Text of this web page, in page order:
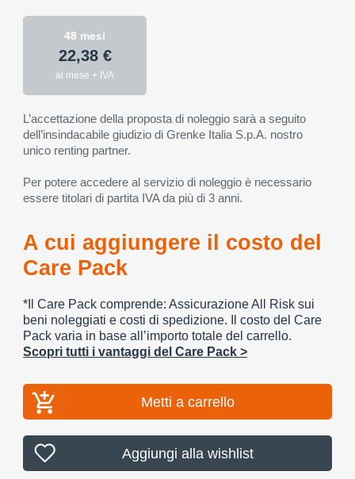
48 mesi
22,38 €
al mese + IVA
L’accettazione della proposta di noleggio sarà a seguito
dell’insindacabile giudizio di Grenke Italia S.p.A. nostro
unico renting partner.
Per potere accedere al servizio di noleggio è necessario
essere titolari di partita IVA da più di 3 anni.
A cui aggiungere il costo del
Care Pack
*Il Care Pack comprende: Assicurazione All Risk sui
beni noleggiati e costi di spedizione. Il costo del Care
Pack varia in base all’importo totale del carrello.
Scopri tutti i vantaggi del Care Pack >
Metti a carrello
Aggiungi alla wishlist